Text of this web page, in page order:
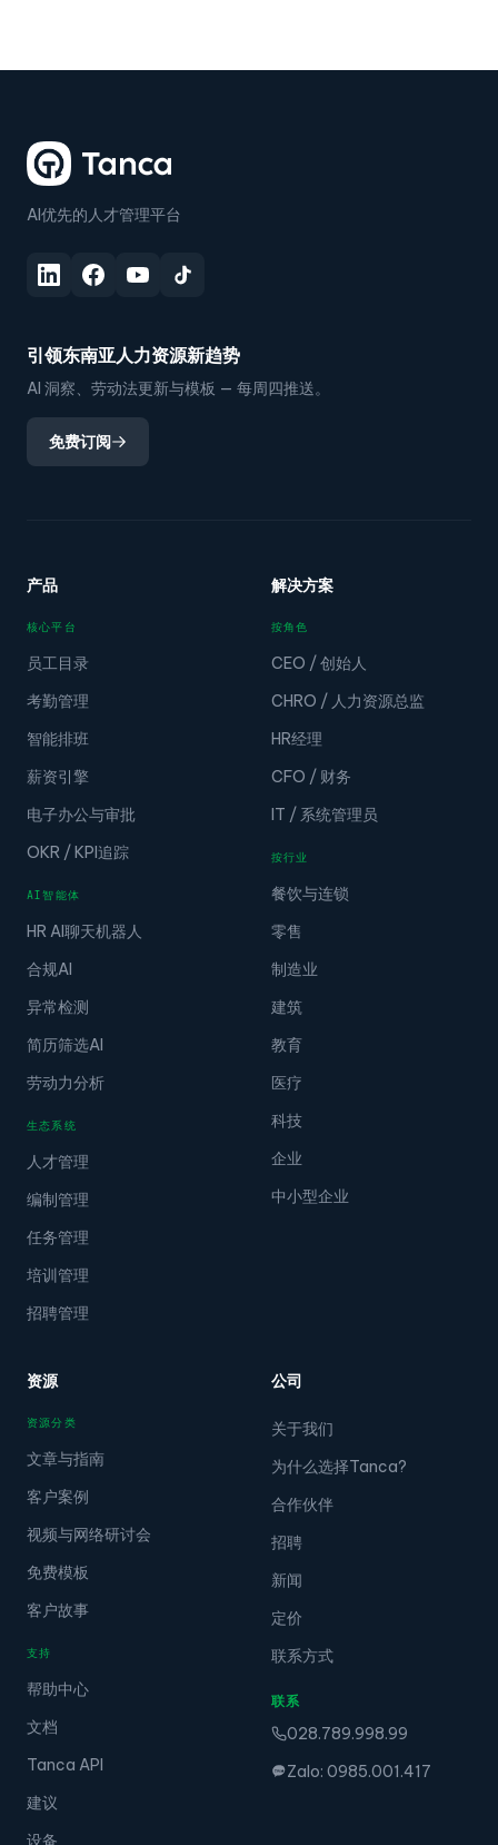
AI优先的人才管理平台
引领东南亚人力资源新趋势
AI 洞察、劳动法更新与模板 — 每周四推送。
免费订阅
产品
核心平台
员工目录
考勤管理
智能排班
薪资引擎
电子办公与审批
OKR / KPI追踪
AI智能体
HR AI聊天机器人
合规AI
异常检测
简历筛选AI
劳动力分析
生态系统
人才管理
编制管理
任务管理
培训管理
招聘管理
解决方案
按角色
CEO / 创始人
CHRO / 人力资源总监
HR经理
CFO / 财务
IT / 系统管理员
按行业
餐饮与连锁
零售
制造业
建筑
教育
医疗
科技
企业
中小型企业
资源
资源分类
文章与指南
客户案例
视频与网络研讨会
免费模板
客户故事
支持
帮助中心
文档
Tanca API
建议
设备
公司
关于我们
为什么选择Tanca?
合作伙伴
招聘
新闻
定价
联系方式
联系
028.789.998.99
Zalo: 0985.001.417